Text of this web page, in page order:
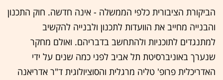
הביקורת הציבורית כלפי הממשלה - אינה חדשה. חוק התכנון
והבנייה מחייב את הוועדות לתכנון ולבנייה להקשיב
למתנגדים לתוכניות ולהתחשב בדבריהם. ואולם מחקר
שנערך באוניברסיטת תל אביב לפני כמה שנים על ידי
האדריכלית פרופ' טליה מרגלית והסוציולוגית ד"ר אדריאנה